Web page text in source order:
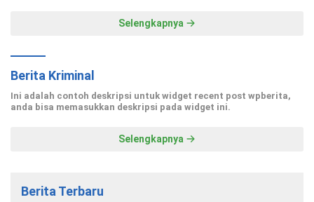
Selengkapnya
Berita Kriminal
Ini adalah contoh deskripsi untuk widget recent post wpberita,
anda bisa memasukkan deskripsi pada widget ini.
Selengkapnya
Berita Terbaru